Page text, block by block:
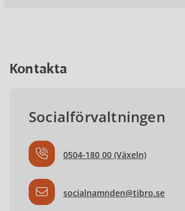
Kontakta
Socialförvaltningen
0504-180 00 (Växeln)
socialnamnden@tibro.se